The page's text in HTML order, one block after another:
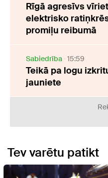
Rīgā agresīvs
elektrisko
promiļu reibumā
Sabiedrība 15:59
Teikā pa logu
jauniete
Tev varētu patikt